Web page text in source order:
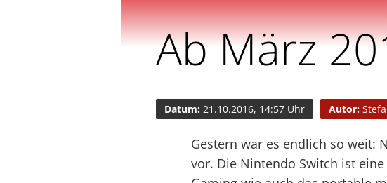
Ab März
Datum: 21.10.2016, 14:57 Uhr Autor:
Gestern war es endlich so weit:
vor. Die Nintendo Switch ist